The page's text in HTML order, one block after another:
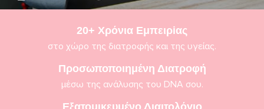
20+ Χρόνια Εμπειρiας
στο χώρο της διατροφής και της υγείας.
Προσωποποιημένη Διατροφή
μέσω της ανάλυσης του DNA σου.